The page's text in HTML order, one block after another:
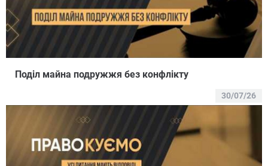
Поділ майна подружжя без конфлікту
30/07/26